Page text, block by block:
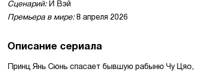
Сценарий:И Вэй
Премьера в мире:8 апреля 2026
Описание сериала
Принц Янь Сюнь спасает бывшую рабыню Чу Цяо,